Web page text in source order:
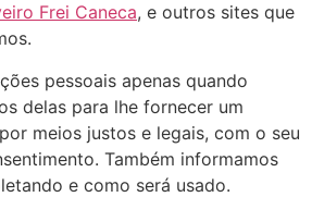
Frei Caneca, e outros sites que
pessoais apenas quando
delas para lhe fornecer um
meios justos e legais, com o seu
Também informamos
e como será usado.